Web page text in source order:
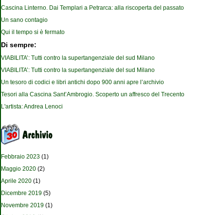
Cascina Linterno. Dai Templari a Petrarca: alla riscoperta del passato
Un sano contagio
Qui il tempo si è fermato
Di sempre:
VIABILITA’: Tutti contro la supertangenziale del sud Milano
VIABILITA’: Tutti contro la supertangenziale del sud Milano
Un tesoro di codici e libri antichi dopo 900 anni apre l’archivio
Tesori alla Cascina Sant’Ambrogio. Scoperto un affresco del Trecento
L'artista: Andrea Lenoci
Febbraio 2023 (1)
Maggio 2020 (2)
Aprile 2020 (1)
Dicembre 2019 (5)
Novembre 2019 (1)